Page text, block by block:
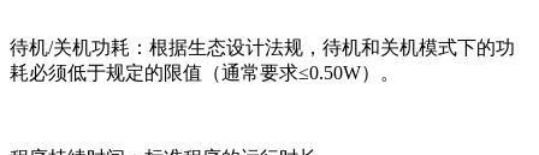
待机/关机功耗：根据生态设计法规，待机和关机模式下的功
耗必须低于规定的限值（通常要求≤0.50W）。